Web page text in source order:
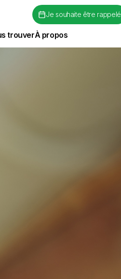
Je souhaite être rappelé
trouverÀ propos